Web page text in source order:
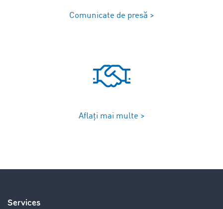
Comunicate de presă >
Aflați mai multe >
Services